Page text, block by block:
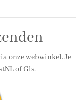
onze webwinkel. Je
of Gls.